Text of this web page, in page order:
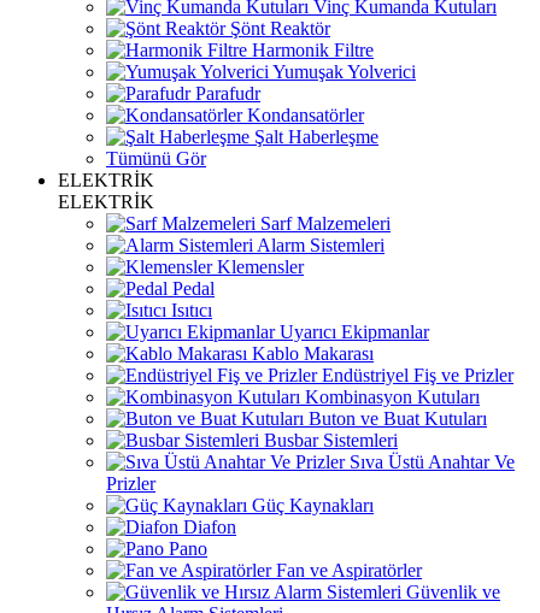
Vinç Kumanda Kutuları
Şönt Reaktör
Harmonik Filtre
Yumuşak Yolverici
Parafudr
Kondansatörler
Şalt Haberleşme
Tümünü Gör
ELEKTRİK
ELEKTRİK
Sarf Malzemeleri
Alarm Sistemleri
Klemensler
Pedal
Isıtıcı
Uyarıcı Ekipmanlar
Kablo Makarası
Endüstriyel Fiş ve Prizler
Kombinasyon Kutuları
Buton ve Buat Kutuları
Busbar Sistemleri
Sıva Üstü Anahtar Ve
Prizler
Güç Kaynakları
Diafon
Pano
Fan ve Aspiratörler
Güvenlik ve